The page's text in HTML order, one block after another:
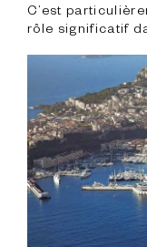
C’est
rôle significatif